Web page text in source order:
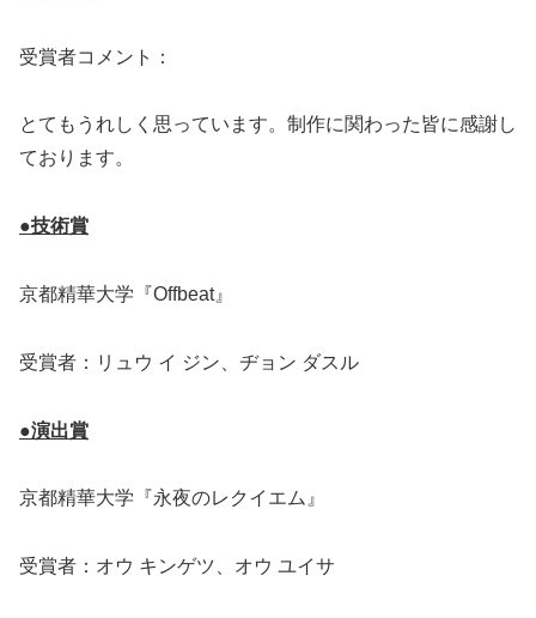
受賞者コメント：
とてもうれしく思っています。制作に関わった皆に感謝し
ております。
●技術賞
京都精華大学『Offbeat』
受賞者：リュウ イ ジン、ヂョン ダスル
●演出賞
京都精華大学『永夜のレクイエム』
受賞者：オウ キンゲツ、オウ ユイサ